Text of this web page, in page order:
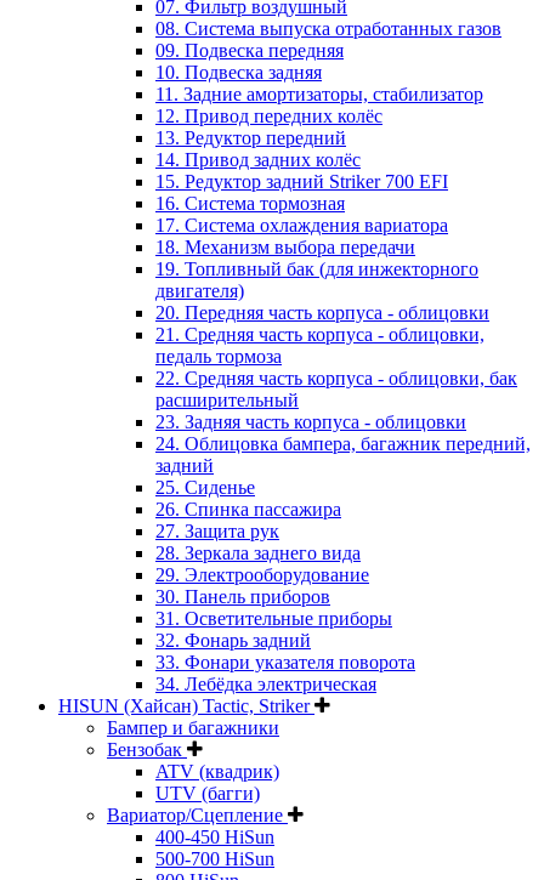
07. Фильтр воздушный
08. Система выпуска отработанных газов
09. Подвеска передняя
10. Подвеска задняя
11. Задние амортизаторы, стабилизатор
12. Привод передних колёс
13. Редуктор передний
14. Привод задних колёс
15. Редуктор задний Striker 700 EFI
16. Система тормозная
17. Система охлаждения вариатора
18. Механизм выбора передачи
19. Топливный бак (для инжекторного
двигателя)
20. Передняя часть корпуса - облицовки
21. Средняя часть корпуса - облицовки,
педаль тормоза
22. Средняя часть корпуса - облицовки, бак
расширительный
23. Задняя часть корпуса - облицовки
24. Облицовка бампера, багажник передний,
задний
25. Сиденье
26. Спинка пассажира
27. Защита рук
28. Зеркала заднего вида
29. Электрооборудование
30. Панель приборов
31. Oсветительные приборы
32. Фонарь задний
33. Фонари указателя поворота
34. Лебёдка электрическая
HISUN (Хайсан) Tactic, Striker
Бампер и багажники
Бензобак
ATV (квадрик)
UTV (багги)
Вариатор/Сцепление
400-450 HiSun
500-700 HiSun